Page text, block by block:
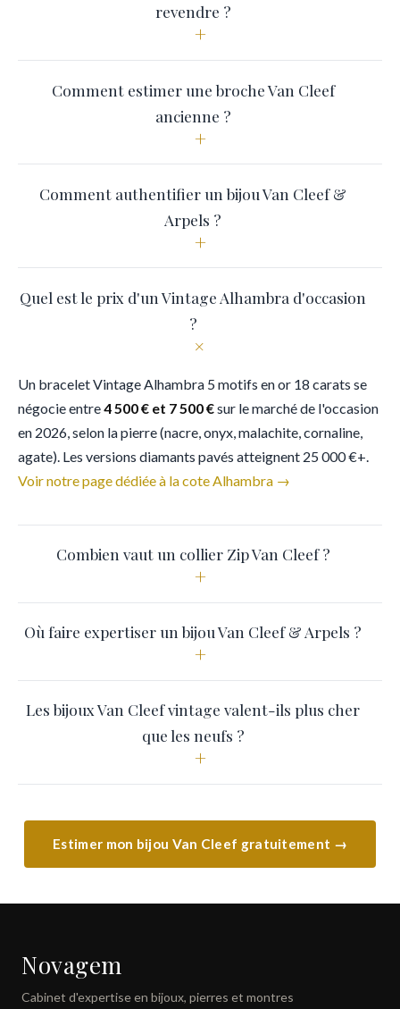
revendre ?
+
Comment estimer une broche Van Cleef
ancienne ?
+
Comment authentifier un bijou Van Cleef &
Arpels ?
+
Quel est le prix d'un Vintage Alhambra d'occasion
?
+
Un bracelet Vintage Alhambra 5 motifs en or 18 carats se
négocie entre4 500 € et 7 500 €sur le marché de l'occasion
en 2026, selon la pierre (nacre, onyx, malachite, cornaline,
agate). Les versions diamants pavés atteignent 25 000 €+.
Voir notre page dédiée à la cote Alhambra →
Combien vaut un collier Zip Van Cleef ?
+
Où faire expertiser un bijou Van Cleef & Arpels ?
+
Les bijoux Van Cleef vintage valent-ils plus cher
que les neufs ?
+
Estimer mon bijou Van Cleef gratuitement →
Novagem
Cabinet d'expertise en bijoux, pierres et montres